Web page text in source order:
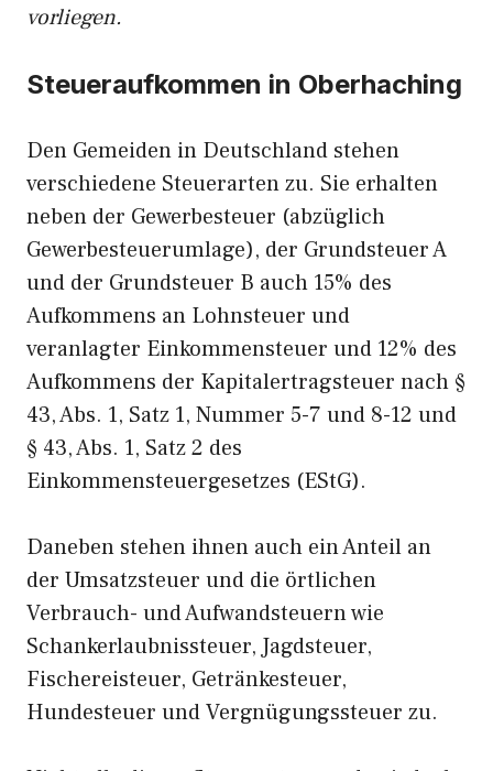
vorliegen.
Steueraufkommen in Oberhaching
Den Gemeiden in Deutschland stehen
verschiedene Steuerarten zu. Sie erhalten
neben der Gewerbesteuer (abzüglich
Gewerbesteuerumlage), der Grundsteuer A
und der Grundsteuer B auch 15% des
Aufkommens an Lohnsteuer und
veranlagter Einkommensteuer und 12% des
Aufkommens der Kapitalertragsteuer nach §
43, Abs. 1, Satz 1, Nummer 5-7 und 8-12 und
§ 43, Abs. 1, Satz 2 des
Einkommensteuergesetzes (EStG).
Daneben stehen ihnen auch ein Anteil an
der Umsatzsteuer und die örtlichen
Verbrauch- und Aufwandsteuern wie
Schankerlaubnissteuer, Jagdsteuer,
Fischereisteuer, Getränkesteuer,
Hundesteuer und Vergnügungssteuer zu.